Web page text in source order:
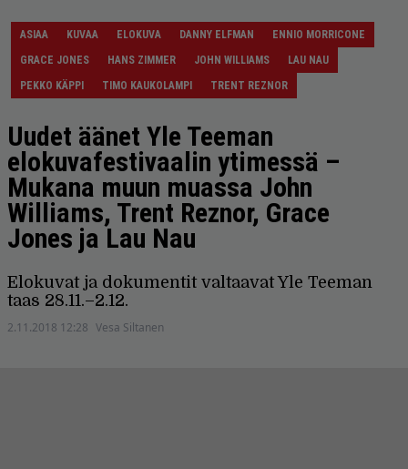
ASIAA KUVAA ELOKUVA DANNY ELFMAN
ENNIO MORRICONE
GRACE JONES
HANS ZIMMER JOHN WILLIAMS
LAU NAU
PEKKO KÄPPI
TIMO KAUKOLAMPI TRENT REZNOR
Uudet äänet Yle Teeman
elokuvafestivaalin ytimessä –
Mukana muun muassa John
Williams, Trent Reznor, Grace
Jones ja Lau Nau
Elokuvat ja dokumentit valtaavat Yle Teeman
taas 28.11.–2.12.
2.11.2018 12:28 Vesa Siltanen